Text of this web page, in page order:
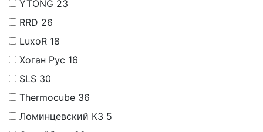
YTONG 23
RRD 26
LuxoR 18
Хоган Рус 16
SLS 30
Thermocube 36
Ломинцевский КЗ 5